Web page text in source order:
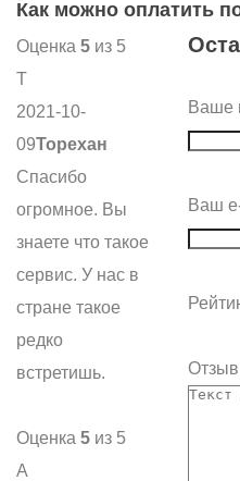
Как можно оплатить
Оценка 5 из 5
Т
2021-10-
09Торехан
Спасибо
огромное. Вы
знаете что такое
сервис. У нас в
стране такое
редко
встретишь.
Оценка 5 из 5
А
Ваше
Ваш
Отзыв